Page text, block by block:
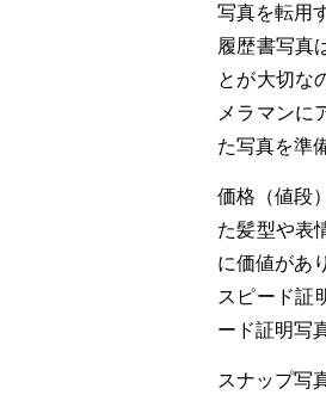
写真を転用
履歴書写真
とが大切な
メラマンに
た写真を準
価格（値段
た髪型や表
に価値があ
スピード証
ード証明写
スナップ写